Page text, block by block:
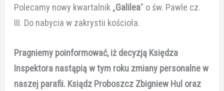
Polecamy nowy kwartalnik „Galilea” o św. Pawle cz.
III. Do nabycia w zakrystii kościoła.
Pragniemy poinformować, iż decyzją Księdza
Inspektora nastąpią w tym roku zmiany personalne w
naszej parafii. Ksiądz Proboszcz Zbigniew Hul oraz